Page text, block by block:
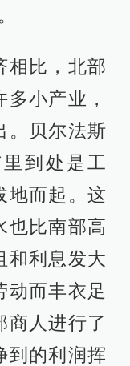
相比，北部
小产业，
。贝尔法斯
到处是工
地而起。这
也比南部高
和利息发大
动而丰衣足
商人进行了
到的利润挥